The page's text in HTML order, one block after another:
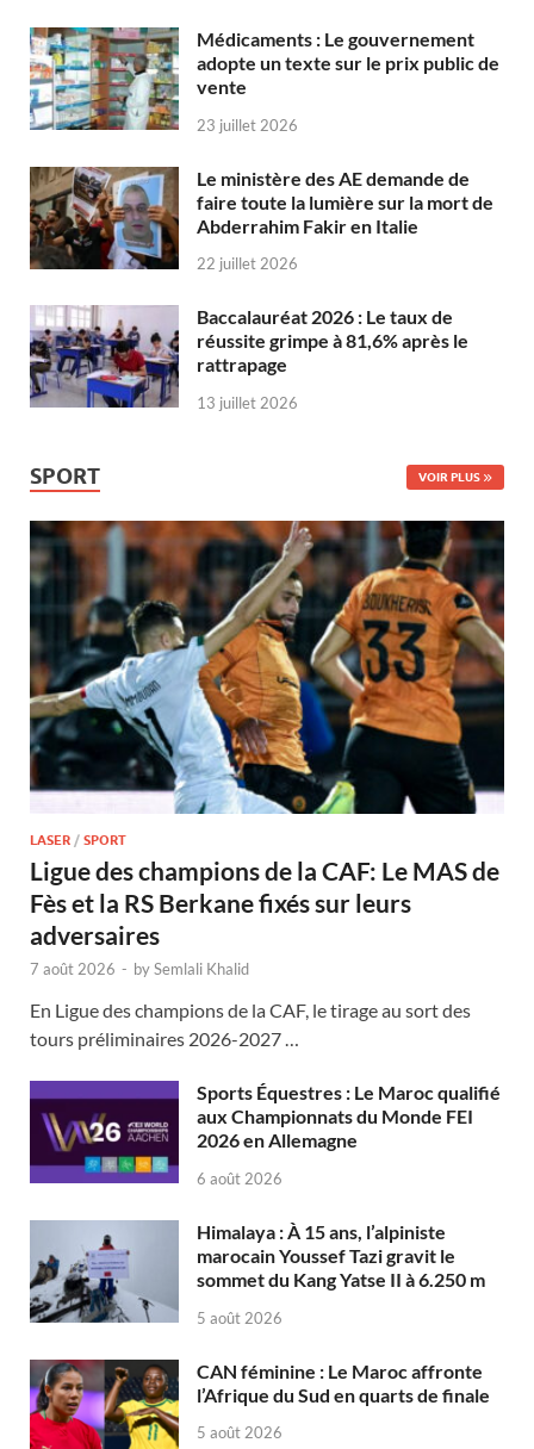
Médicaments : Le gouvernement
adopte un texte sur le prix public de
vente
23 juillet 2026
Le ministère des AE demande de
faire toute la lumière sur la mort de
Abderrahim Fakir en Italie
22 juillet 2026
Baccalauréat 2026 : Le taux de
réussite grimpe à 81,6% après le
rattrapage
13 juillet 2026
SPORT VOIR PLUS
LASER / SPORT
Ligue des champions de la CAF: Le MAS de
Fès et la RS Berkane fixés sur leurs
adversaires
7 août 2026 - bySemlali Khalid
En Ligue des champions de la CAF, le tirage au sort des
tours préliminaires 2026-2027 …
Sports Équestres : Le Maroc qualifié
aux Championnats du Monde FEI
2026 en Allemagne
6 août 2026
Himalaya : À 15 ans, l’alpiniste
marocain Youssef Tazi gravit le
sommet du Kang Yatse II à 6.250 m
5 août 2026
CAN féminine : Le Maroc affronte
l’Afrique du Sud en quarts de finale
5 août 2026